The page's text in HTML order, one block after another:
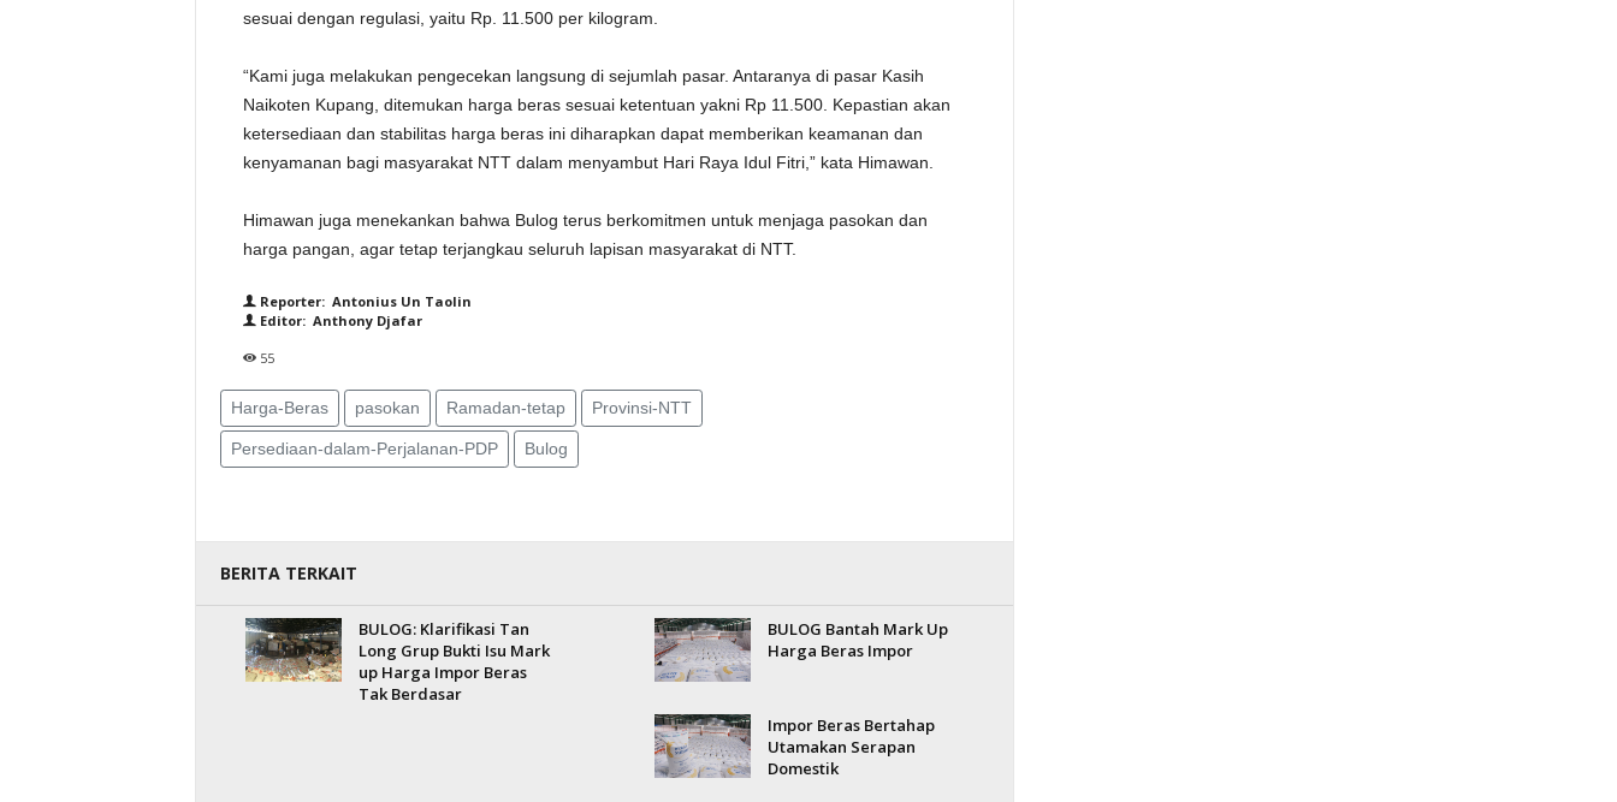
sesuai dengan regulasi, yaitu Rp. 11.500 per kilogram.
“Kami juga melakukan pengecekan langsung di sejumlah pasar. Antaranya di pasar Kasih
Naikoten Kupang, ditemukan harga beras sesuai ketentuan yakni Rp 11.500. Kepastian akan
ketersediaan dan stabilitas harga beras ini diharapkan dapat memberikan keamanan dan
kenyamanan bagi masyarakat NTT dalam menyambut Hari Raya Idul Fitri,” kata Himawan.
Himawan juga menekankan bahwa Bulog terus berkomitmen untuk menjaga pasokan dan
harga pangan, agar tetap terjangkau seluruh lapisan masyarakat di NTT.
Reporter: Antonius Un Taolin
Editor: Anthony Djafar
55
Harga-Beras pasokan Ramadan-tetap Provinsi-NTT
Persediaan-dalam-Perjalanan-PDP Bulog
BERITA TERKAIT
BULOG: Klarifikasi Tan
Long Grup Bukti Isu Mark
up Harga Impor Beras
Tak Berdasar
BULOG Bantah Mark Up
Harga Beras Impor
Impor Beras Bertahap
Utamakan Serapan
Domestik